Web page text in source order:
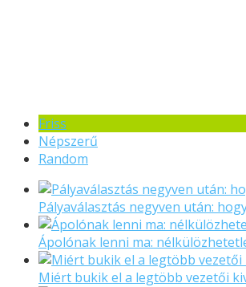
Friss
Népszerű
Random
Pályaválasztás negyven után:
Ápolónak lenni ma:
Miért bukik el a legtöbb vezetői